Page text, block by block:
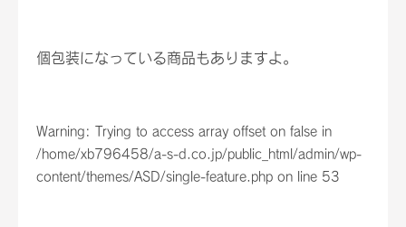
個包装になっている商品もありますよ。
Warning : Trying to access array offset on false in
/home/xb796458/a-s-d.co.jp/public_html/admin/wp-
content/themes/ASD/single-feature.php on line 53